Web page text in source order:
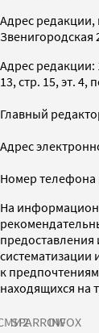
Адрес редакции,
Звенигородская
Адрес редакции:
13, стр. 15, эт. 4,
Главный
Адрес
Номер телефона
На
систематизации
к
находящихся на
SPARROWINFOX